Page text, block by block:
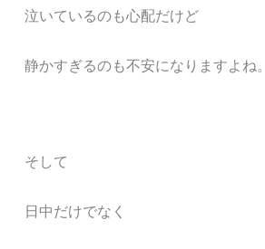
泣いているのも心配だけど
静かすぎるのも不安になりますよね。
そして
日中だけでなく